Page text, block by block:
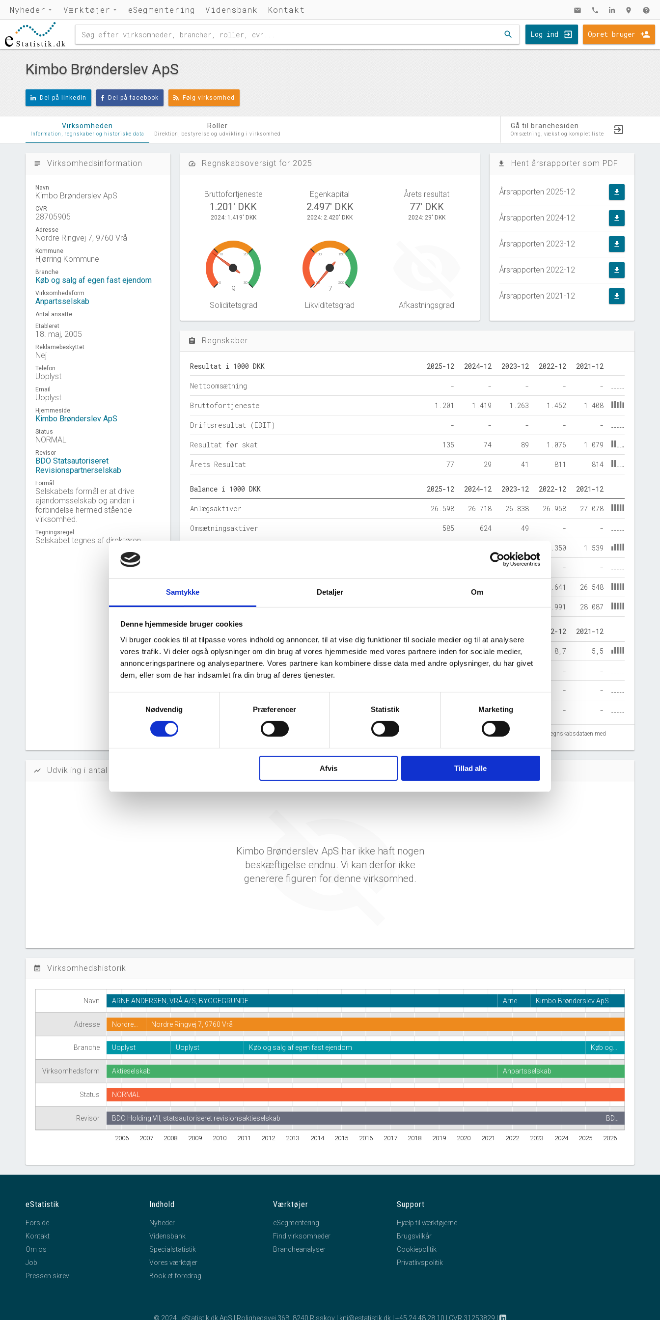
Samtykke Detaljer Om
Denne hjemmeside bruger cookies
Vi bruger cookies til at tilpasse vores indhold og annoncer, til at vise dig funktioner til sociale medier og til at analysere
vores trafik. Vi deler også oplysninger om din brug af vores hjemmeside med vores partnere inden for sociale medier,
annonceringspartnere og analysepartnere. Vores partnere kan kombinere disse data med andre oplysninger, du har givet
dem, eller som de har indsamlet fra din brug af deres tjenester.
Nødvendig
Præferencer Statistik Marketing
Afvis Tillad alle
Nyheder Værktøjer eSegmentering Vidensbank Kontakt mail phone location_on help
search Log ind Opret bruger
Kimbo Brønderslev ApS
Del på linkedIn Del på facebook Følg virksomhed
Virksomheden
Information, regnskaber og historiske data
Roller
Direktion, bestyrelse og udvikling i virksomhed
Gå til branchesiden
Omsætning, vækst og komplet liste
subject Virksomhedsinformation
Navn
Kimbo Brønderslev ApS
CVR
28705905
Adresse
Nordre Ringvej 7, 9760 Vrå
Kommune
Hjørring Kommune
Branche
Køb og salg af egen fast ejendom
Virksomhedsform
Anpartsselskab
Antal ansatte
Etableret
18. maj, 2005
Reklamebeskyttet
Nej
Telefon
Uoplyst
Email
Uoplyst
Hjemmeside
Kimbo Brønderslev ApS
Status
NORMAL
Revisor
BDO Statsautoriseret
Revisionspartnerselskab
Formål
Selskabets formål er at drive
ejendomsselskab og anden i
forbindelse hermed stående
virksomhed.
Tegningsregel
Selskabet tegnes af direktøren.
speed Regnskabsoversigt for 2025
Bruttofortjeneste
1.201' DKK
2024: 1.419' DKK
Egenkapital
2.497' DKK
2024: 2.420' DKK
Årets resultat
77' DKK
2024: 29' DKK
0
10 20
30
9
Soliditetsgrad
50
100 150
200
7
Likviditetsgrad Afkastningsgrad
file_download Hent årsrapporter som PDF
Årsrapporten 2025-12 file_download
Årsrapporten 2024-12 file_download
Årsrapporten 2023-12 file_download
Årsrapporten 2022-12 file_download
Årsrapporten 2021-12 file_download
assignment Regnskaber
Resultat i 1000 DKK 2025-12 2024-12 2023-12 2022-12 2021-12
Nettoomsætning - - - - -
Bruttofortjeneste 1.201 1.419 1.263 1.452 1.408
Driftsresultat (EBIT) - - - - -
Resultat før skat 135 74 89 1.076 1.079
Årets Resultat 77 29 41 811 814
Balance i 1000 DKK 2025-12 2024-12 2023-12 2022-12 2021-12
Anlægsaktiver 26.598 26.718 26.838 26.958 27.078
Omsætningsaktiver 585 624 49 - -
2.350 1.539
- - -
Gældsforpligtelser 24.923 24.641 26.548
Årets balance 27.183 27.343 26.887 26.991 28.087
Nøgletal i % 2022-12 2021-12
Soliditetsgrad 9,2 8,9 8,9 8,7 5,5
Likviditetsgrad 7,9 0,7 - -
Afkastningsgrad - - - - -
- - -
Tal fra erhvervsstyrelsens regnskabs-API. eStatistik henviser til Erhvervsstyrelsen ved eventuelle fejlregistreringer. Vi anbefaler at krydstjekke regnskabsdataen med
show_chart Udvikling i antal ansatte
Kimbo Brønderslev ApS har ikke haft nogen
beskæftigelse endnu. Vi kan derfor ikke
generere figuren for denne virksomhed.
event_note Virksomhedshistorik
Navn
Adresse
Branche
Virksomhedsform
Status
Revisor
2006 2007 2008 2009 2010 2011 2012 2013 2014 2015 2016 2017 2018 2019 2020 2021 2022 2023 2024 2025 2026
ARNE ANDERSEN, VRÅ A/S, BYGGEGRUNDE Arne… Kimbo Brønderslev ApS
Nordre… Nordre Ringvej 7, 9760 Vrå
Uoplyst Uoplyst Køb og salg af egen fast ejendom Køb og…
Aktieselskab Anpartsselskab
NORMAL
BDO Holding VII, statsautoriseret revisionsaktieselskab BD…
eStatistik
Forside
Kontakt
Om os
Job
Pressen skrev
Indhold
Nyheder
Vidensbank
Specialstatistik
Vores værktøjer
Book et foredrag
Værktøjer
eSegmentering
Find virksomheder
Brancheanalyser
Support
Hjælp til værktøjerne
Brugsvilkår
Cookiepolitik
Privatlivspolitik
© 2024 | eStatistik.dk ApS | Rolighedsvej 36B, 8240 Risskov | kni@estatistik.dk +45 24 48 28 10 CVR 31253829